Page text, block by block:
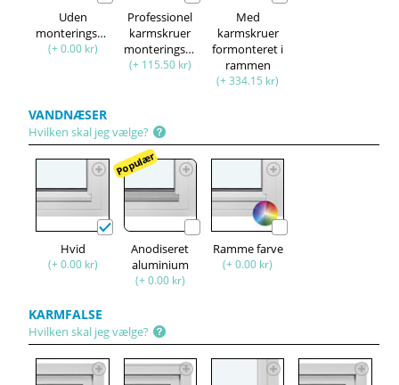
Uden
monteringssæt
(+ 0.00 kr)
Professionel
karmskruer
monteringssæt
(+ 115.50 kr)
Med
karmskruer
formonteret i
rammen
(+ 334.15 kr)
VANDNÆSER
Hvilken skal jeg vælge?
Hvid
(+ 0.00 kr)
Populær
Anodiseret
aluminium
(+ 0.00 kr)
Ramme farve
(+ 0.00 kr)
KARMFALSE
Hvilken skal jeg vælge?